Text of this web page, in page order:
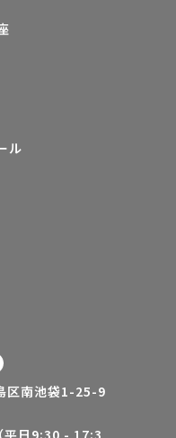
ル
区南池袋1-25-9
日9:30 - 17:3